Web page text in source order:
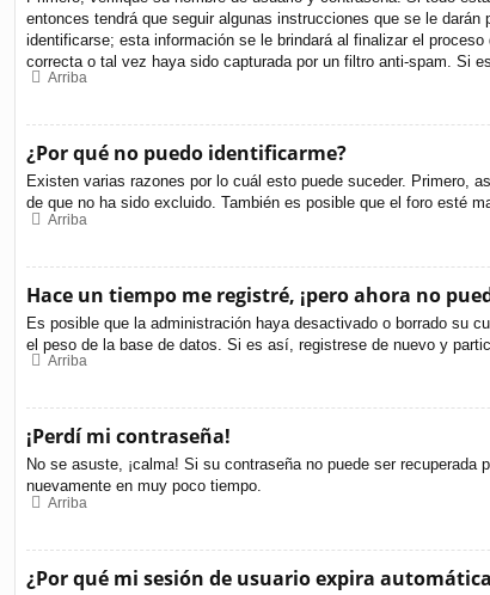
entonces tendrá que seguir algunas instrucciones que se le
identificarse; esta información se le brindará al finalizar el
correcta o tal vez haya sido capturada por un filtro anti-spam. Si
Arriba
¿Por qué no puedo identificarme?
Existen varias razones por lo cuál esto puede suceder. Primero,
de que no ha sido excluido. También es posible que el foro esté
Arriba
Hace un tiempo me registré, ¡pero ahora no
Es posible que la administración haya desactivado o borrado su
el peso de la base de datos. Si es así, registrese de nuevo y
Arriba
¡Perdí mi contraseña!
No se asuste, ¡calma! Si su contraseña no puede ser
nuevamente en muy poco tiempo.
Arriba
¿Por qué mi sesión de usuario expira